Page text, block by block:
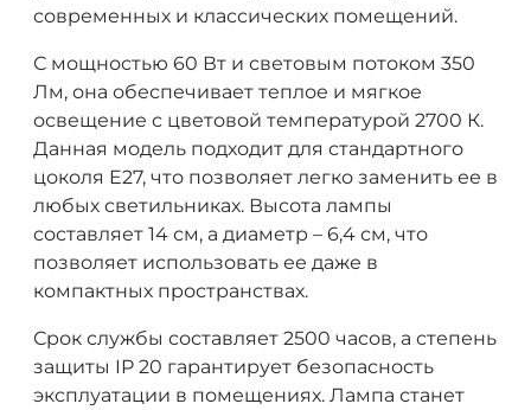
современных и классических помещений.
С мощностью 60 Вт и световым потоком 350
Лм, она обеспечивает теплое и мягкое
освещение с цветовой температурой 2700 К.
Данная модель подходит для стандартного
цоколя E27, что позволяет легко заменить ее в
любых светильниках. Высота лампы
составляет 14 см, а диаметр – 6,4 см, что
позволяет использовать ее даже в
компактных пространствах.
Срок службы составляет 2500 часов, а степень
защиты IP 20 гарантирует безопасность
эксплуатации в помещениях. Лампа станет